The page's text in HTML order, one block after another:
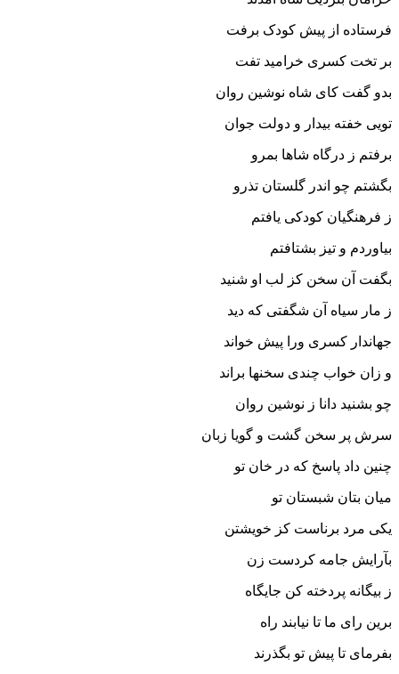
فرستاده از پیش کودک برفت
بر تخت کسرى خرامید تفت‏
بدو گفت کاى شاه نوشین روان
تویى خفته بیدار و دولت جوان‏
برفتم ز درگاه شاها بمرو
بگشتم چو اندر گلستان تذرو
ز فرهنگیان کودکى یافتم
بیاوردم و تیز بشتافتم‏
بگفت آن سخن کز لب او شنید
ز مار سیاه آن شگفتى که دید
جهاندار کسرى ورا پیش خواند
و زان خواب چندى سخنها براند
چو بشنید دانا ز نوشین روان
سرش پر سخن گشت و گویا زبان‏
چنین داد پاسخ که در خان تو
میان بتان شبستان تو
یکى مرد برناست کز خویشتن
بآرایش جامه کردست زن‏
ز بیگانه پردخته کن جایگاه
برین راى ما تا نیابند راه‏
بفرماى تا پیش تو بگذرند